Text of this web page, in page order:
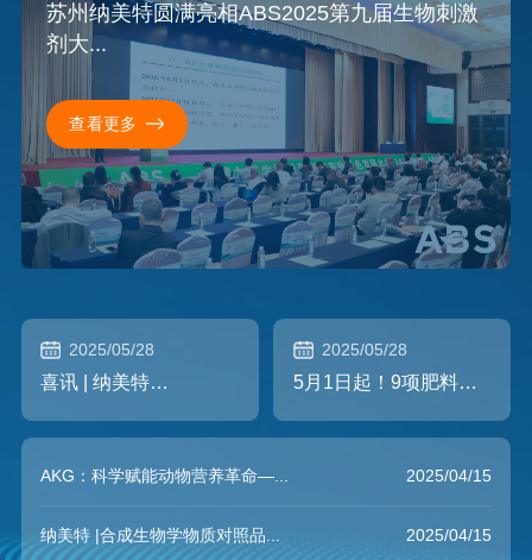
苏州纳美特圆满亮相ABS2025第九届生物刺激
剂大...
查看更多
2025/05/28
喜讯 | 纳美特
蒙古施...
2025/05/28
5月1日起！9项肥料新
AKG：科学赋能动物营养革命—... 2025/04/15
纳美特 |合成生物学物质对照品... 2025/04/15